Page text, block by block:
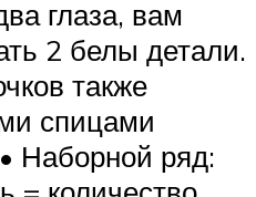
глаза, вам
2 белы детали.
также
спицами
Наборной ряд: